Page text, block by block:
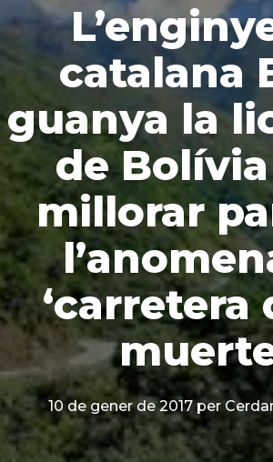
catalana
guanya la
de
millorar
‘carretera
10 de gener de 2017 per